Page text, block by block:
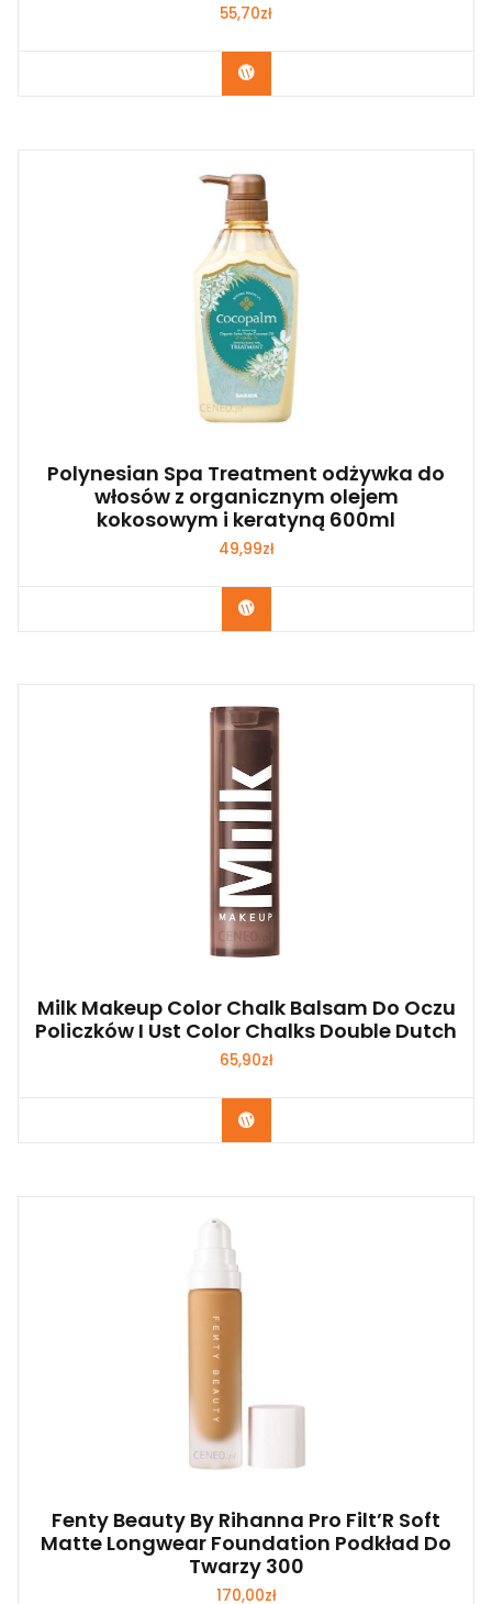
55,70zł
Zobacz
Polynesian Spa Treatment odżywka do
włosów z organicznym olejem
kokosowym i keratyną 600ml
49,99zł
Zobacz
Milk Makeup Color Chalk Balsam Do Oczu
Policzków I Ust Color Chalks Double Dutch
65,90zł
Zobacz
Fenty Beauty By Rihanna Pro Filt’R Soft
Matte Longwear Foundation Podkład Do
Twarzy 300
170,00zł